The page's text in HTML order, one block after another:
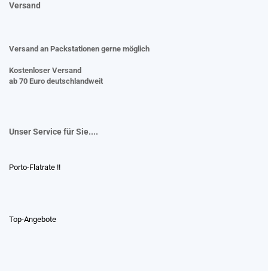
Versand
Versand an Packstationen gerne möglich
Kostenloser Versand
ab 70 Euro deutschlandweit
Unser Service für Sie....
Porto-Flatrate !!
Top-Angebote